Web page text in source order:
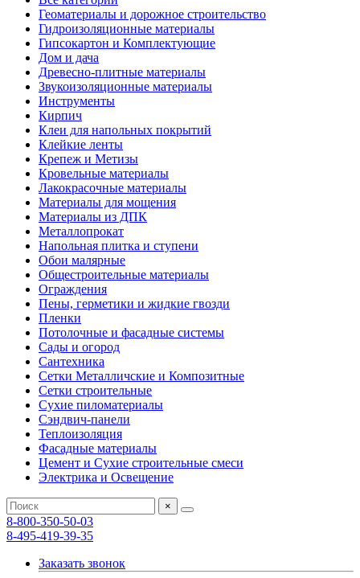
Геоматериалы и дорожное строительство
Гидроизоляционные материалы
Гипсокартон и Комплектующие
Дом и дача
Древесно-плитные материалы
Звукоизоляционные материалы
Инструменты
Кирпич
Клеи для напольных покрытий
Клейкие ленты
Крепеж и Метизы
Кровельные материалы
Лакокрасочные материалы
Материалы для мощения
Материалы из ДПК
Металлопрокат
Напольная плитка и ступени
Обои малярные
Общестроительные материалы
Ограждения
Пены, герметики и жидкие гвозди
Пленки
Потолочные и фасадные системы
Сады и огород
Сантехника
Сетки Металличские и Композитные
Сетки строительные
Сухие пиломатериалы
Сэндвич-панели
Теплоизоляция
Фасадные материалы
Цемент и Сухие строительные смеси
Электрика и Освещение
×
8-800-350-50-03
8-495-419-39-35
Заказать звонок